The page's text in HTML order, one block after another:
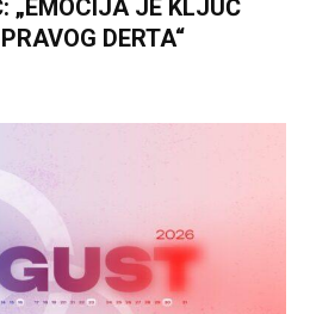
„EMOCIJA JE KLJUČ
DERTA“